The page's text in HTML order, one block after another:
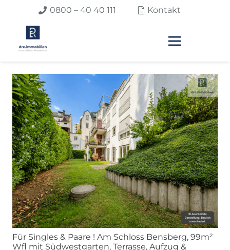
0800 – 40 40 111 Kontakt
Für Singles & Paare ! Am Schloss Bensberg, 99m²
Wfl mit Südwestgarten, Terrasse, Aufzug &